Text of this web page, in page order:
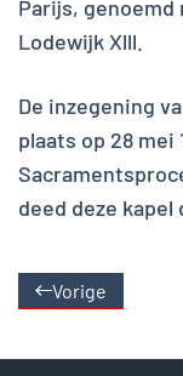
Parijs, genoemd
Lodewijk Xlll.
De inzegening
plaats op 28 mei
deed deze
Vorige